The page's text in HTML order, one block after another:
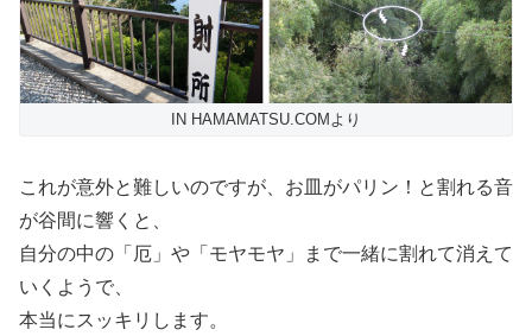
IN HAMAMATSU.COMより
これが意外と難しいのですが、お皿がパリン！と割れる音
が谷間に響くと、
自分の中の「厄」や「モヤモヤ」まで一緒に割れて消えて
いくようで、
本当にスッキリします。